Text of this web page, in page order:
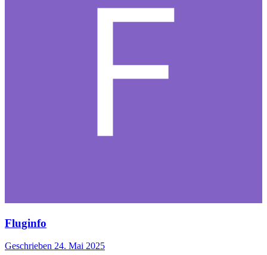
Fluginfo
Geschrieben 24. Mai 2025